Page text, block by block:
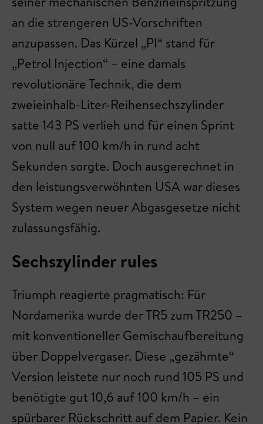
an die strengeren US-Vorschriften
anzupassen. Das Kürzel „PI“ stand für
„Petrol Injection“ – eine damals
revolutionäre Technik, die dem
zweieinhalb-Liter-Reihensechszylinder
satte 143 PS verlieh und für einen Sprint
von null auf 100 km/h in rund acht
Sekunden sorgte. Doch ausgerechnet in
den leistungsverwöhnten USA war dieses
System wegen neuer Abgasgesetze nicht
zulassungsfähig.
Sechszylinder rules
Triumph reagierte pragmatisch: Für
Nordamerika wurde der TR5 zum TR250 –
mit konventioneller Gemischaufbereitung
über Doppelvergaser. Diese „gezähmte“
Version leistete nur noch rund 105 PS und
benötigte gut 10,6 auf 100 km/h – ein
spürbarer Rückschritt auf dem Papier. Kein